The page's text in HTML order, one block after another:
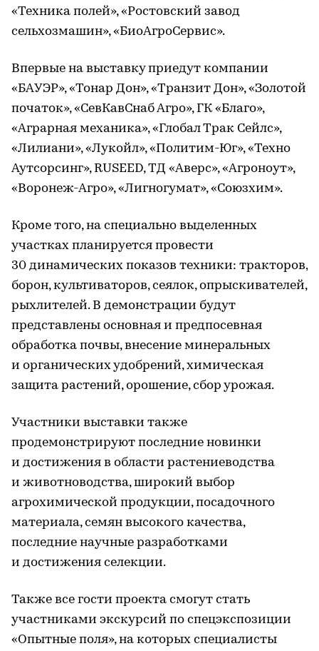
«Техника полей», «Ростовский завод
сельхозмашин», «БиоАгроСервис».
Впервые на выставку приедут компании
«БАУЭР», «Тонар Дон», «Транзит Дон», «Золотой
початок», «СевКавСнаб Агро», ГК «Благо»,
«Аграрная механика», «Глобал Трак Сейлс»,
«Лилиани», «Лукойл», «Политим-Юг», «Техно
Аутсорсинг», RUSEED, ТД «Аверс», «Агроноут»,
«Воронеж-Агро», «Лигногумат», «Союзхим».
Кроме того, на специально выделенных
участках планируется провести
30 динамических показов техники: тракторов,
борон, культиваторов, сеялок, опрыскивателей,
рыхлителей. В демонстрации будут
представлены основная и предпосевная
обработка почвы, внесение минеральных
и органических удобрений, химическая
защита растений, орошение, сбор урожая.
Участники выставки также
продемонстрируют последние новинки
и достижения в области растениеводства
и животноводства, широкий выбор
агрохимической продукции, посадочного
материала, семян высокого качества,
последние научные разработками
и достижения селекции.
Также все гости проекта смогут стать
участниками экскурсий по спецэкспозиции
«Опытные поля», на которых специалисты